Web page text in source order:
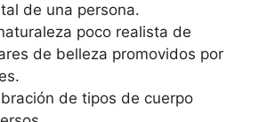
de una persona.
poco realista de
de belleza promovidos por
de tipos de cuerpo